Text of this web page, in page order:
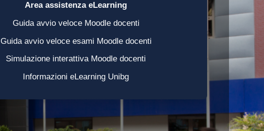
Area assistenza eLearning
Guida avvio veloce Moodle docenti
Guida avvio veloce esami Moodle docenti
Simulazione interattiva Moodle docenti
Informazioni eLearning Unibg